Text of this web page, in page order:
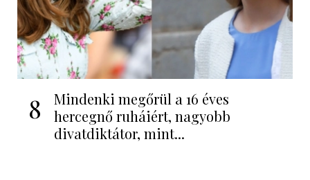
8
Mindenki megőrül a 16 éves
hercegnő ruháiért, nagyobb
divatdiktátor, mint...